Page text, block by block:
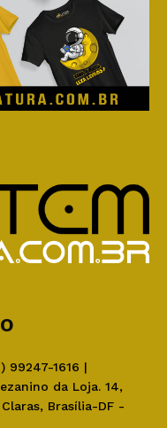
99247-1616 |
da Loja. 14,
Brasília-DF -